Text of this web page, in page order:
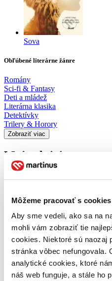
Môžeme pracovať s
Aby sme vedeli, ako sa na
mohli vám zobraziť tie
cookies. Niektoré sú naozaj
stránka vôbec nefungovala.
analytické cookies, ktoré
náš web funguje, a stále ho
Sova
Obľúbené literárne žánre
Romány
Sci-fi & Fantasy
Deti a mládež
Literárna klasika
Detektívky
Trilery & Horory
Zobraziť viac
Moje aktivity
Kniha sa mi veľmi páčila.
prvý diel, čo mi veľmi
byť trochu lepší, niečo mi tam
Čítať viac